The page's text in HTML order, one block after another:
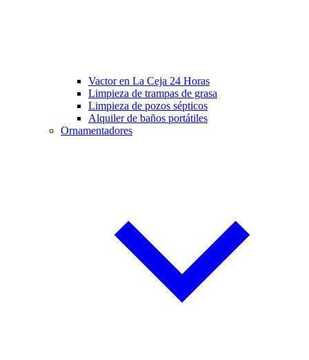
Vactor en La Ceja 24 Horas
Limpieza de trampas de grasa
Limpieza de pozos sépticos
Alquiler de baños portátiles
Ornamentadores